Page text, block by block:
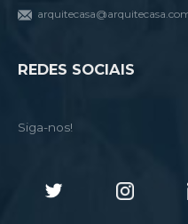
REDES SOCIAIS
Siga-nos!